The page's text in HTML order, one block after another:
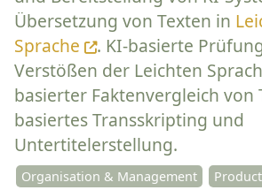
Übersetzung von Texten in
Sprache
. KI-basierte
Verstößen der Leichten
basierter Faktenvergleich von
basiertes Transskripting und
Untertitelerstellung.
Organisation & Management